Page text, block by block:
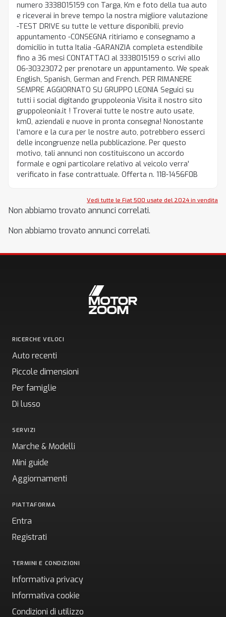
numero 3338015159 con Targa, Km e foto della tua auto
e riceverai in breve tempo la nostra migliore valutazione
-TEST DRIVE su tutte le vetture disponibili, previo
appuntamento -CONSEGNA ritiriamo e consegnamo a
domicilio in tutta Italia -GARANZIA completa estendibile
fino a 36 mesi CONTATTACI al 3338015159 o scrivi allo
06-30323072 per prenotare un appuntamento. We speak
English, Spanish, German and French. PER RIMANERE
SEMPRE AGGIORNATO SU GRUPPO LEONIA Seguici su
tutti i social digitando gruppoleonia Visita il nostro sito
gruppoleonia.it ! Troverai tutte le nostre auto usate,
km0, aziendali e nuove in pronta consegna! Nonostante
l'amore e la cura per le nostre auto, potrebbero esserci
delle incongruenze nella pubblicazione. Per questo
motivo, tali annunci non costituiscono un accordo
formale e ogni particolare relativo al veicolo verra'
verificato in fase contrattuale. Offerta n. 118-1456F0B
Vedi tutte le Fiat 500 usate del 2024 in vendita
Non abbiamo trovato annunci correlati.
Non abbiamo trovato annunci correlati.
RICERCHE VELOCI
Auto recenti
Piccole dimensioni
Per famiglie
Di lusso
SERVIZI
Marche & Modelli
Mini guide
Aggiornamenti
PIATTAFORMA
Entra
Registrati
TERMINI E CONDIZIONI
Informativa privacy
Informativa cookie
Condizioni di utilizzo